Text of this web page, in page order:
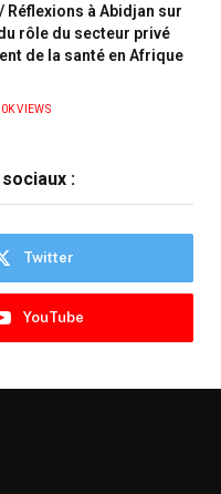
Réflexions à Abidjan sur
rôle du secteur privé
de la santé en Afrique
VIEWS
:
Twitter
YouTube